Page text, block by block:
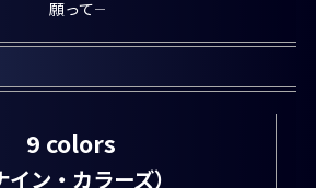
願って―――
9 colors
イン・カラーズ）